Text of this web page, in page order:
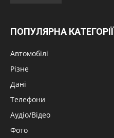
ПОПУЛЯРНА КАТЕГОРІЇ
Автомобілі
Різне
Дані
Телефони
Аудіо/Відео
Фото